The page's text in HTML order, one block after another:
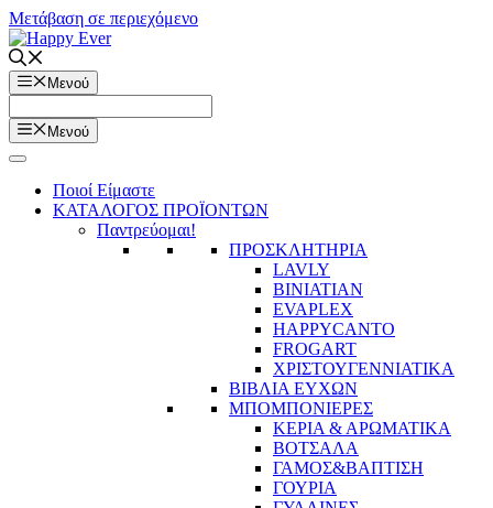
Μετάβαση σε περιεχόμενο
Μενού
Μενού
Ποιοί Είμαστε
ΚΑΤΑΛΟΓΟΣ ΠΡΟΪΟΝΤΩΝ
Παντρεύομαι!
ΠΡΟΣΚΛΗΤΗΡΙΑ
LAVLY
BINIATIAN
EVAPLEX
HAPPYCANTO
FROGART
ΧΡΙΣΤΟΥΓΕΝΝΙΑΤΙΚΑ
ΒΙΒΛΙΑ ΕΥΧΩΝ
ΜΠΟΜΠΟΝΙΕΡΕΣ
ΚΕΡΙΑ & ΑΡΩΜΑΤΙΚΑ
ΒΟΤΣΑΛΑ
ΓΑΜΟΣ&ΒΑΠΤΙΣΗ
ΓΟΥΡΙΑ